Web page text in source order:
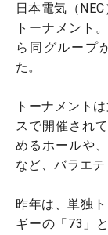
日本電気（
トーナメント
ら同グループ
た。
トーナメント
スで開催され
めるホールや
など、バラエテ
昨年は、単独
ギーの「73」